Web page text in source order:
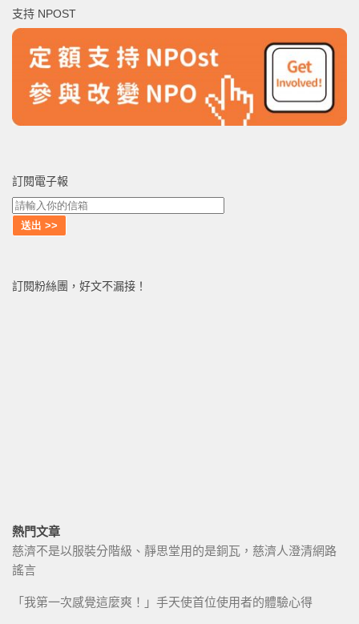
字:
支持 NPOST
訂閱電子報
訂閱粉絲團，好文不漏接！
熱門文章
慈濟不是以服裝分階級、靜思堂用的是銅瓦，慈濟人澄清網路
謠言
「我第一次感覺這麼爽！」手天使首位使用者的體驗心得